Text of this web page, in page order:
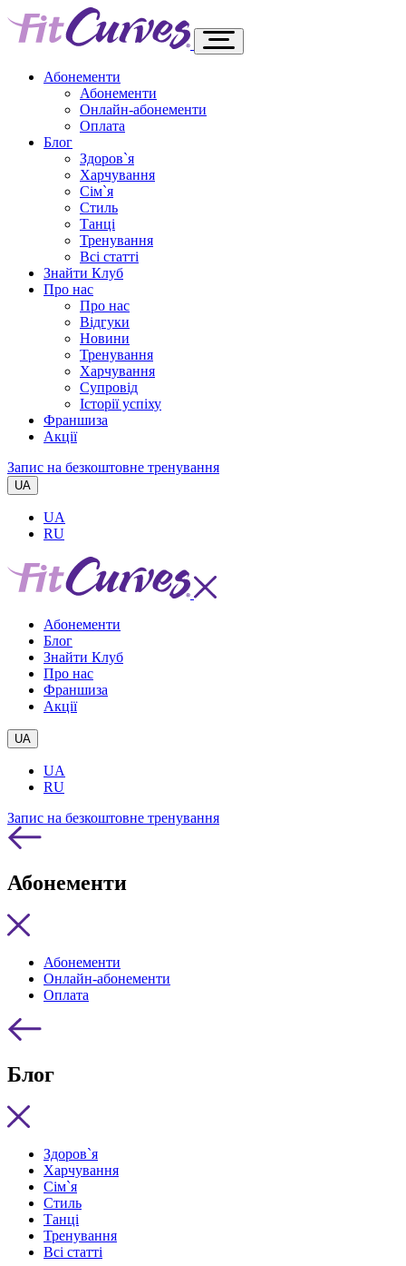
Абонементи
Абонементи
Онлайн-абонементи
Оплата
Блог
Здоров`я
Харчування
Сім`я
Стиль
Танці
Тренування
Всі статті
Знайти Клуб
Про нас
Про нас
Відгуки
Новини
Тренування
Харчування
Супровід
Історії успіху
Франшиза
Акції
Запис на безкоштовне тренування
UA
UA
RU
Абонементи
Блог
Знайти Клуб
Про нас
Франшиза
Акції
UA
UA
RU
Запис на безкоштовне тренування
Абонементи
Абонементи
Онлайн-абонементи
Оплата
Блог
Здоров`я
Харчування
Сім`я
Стиль
Танці
Тренування
Всі статті